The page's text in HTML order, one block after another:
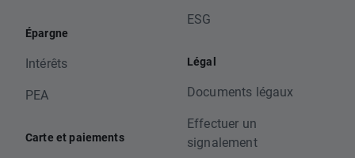
Épargne
Intérêts
PEA
Carte et paiements
ESG
Légal
Documents légaux
Effectuer un
signalement